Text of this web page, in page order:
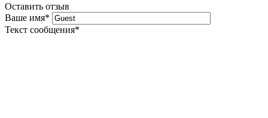
Оставить отзыв
Ваше имя*
Текст сообщения*